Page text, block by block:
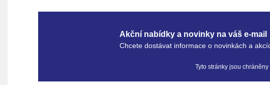
Akční nabídky a novinky na váš e-mail
Chcete dostávat informace o novinkách a
Tyto stránky jsou